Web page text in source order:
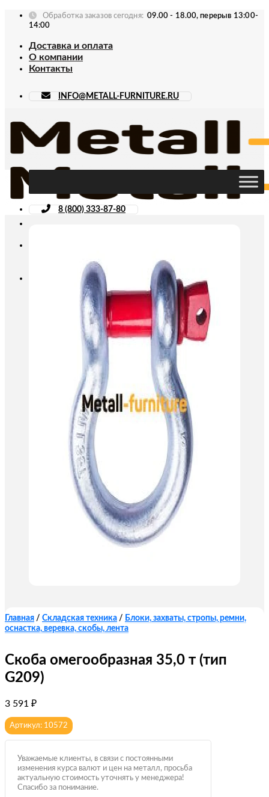
Skip
Обработка заказов сегодня: 09.00 - 18.00, перерыв 13:00-
14:00
Доставка и оплата
О компании
Контакты
INFO@METALL-FURNITURE.RU
8 (800) 333-87-80
Главная / Складская техника / Блоки, захваты, стропы, ремни,
оснастка, веревка, скобы, лента
Скоба омегообразная 35,0 т (тип
G209)
3 591 ₽
Артикул: 10572
Уважаемые клиенты, в связи с постоянными
изменения курса валют и цен на металл, просьба
актуальную стоимость уточнять у менеджера!
Спасибо за понимание.